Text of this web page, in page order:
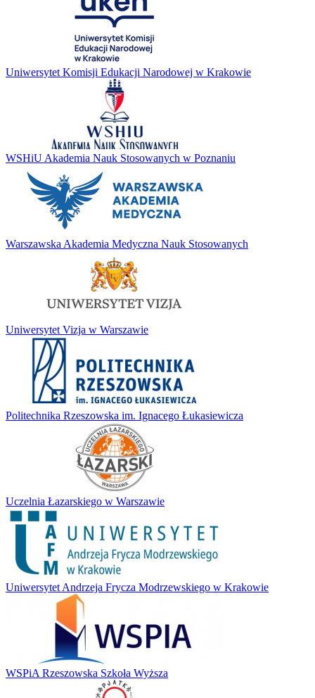
Uniwersytet Komisji Edukacji Narodowej w Krakowie
WSHiU Akademia Nauk Stosowanych w Poznaniu
Warszawska Akademia Medyczna Nauk Stosowanych
Uniwersytet Vizja w Warszawie
Politechnika Rzeszowska im. Ignacego Łukasiewicza
Uczelnia Łazarskiego w Warszawie
Uniwersytet Andrzeja Frycza Modrzewskiego w Krakowie
WSPiA Rzeszowska Szkoła Wyższa